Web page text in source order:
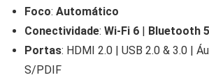
Foco: Automático
Conectividade: Wi-Fi 6
Bluetooth
Portas: HDMI 2.0 | USB 2.0 & 3.0 |
S/PDIF